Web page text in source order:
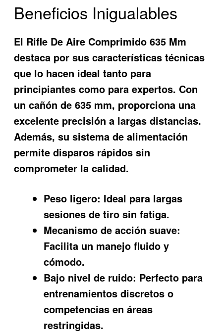
Beneficios Inigualables
El Rifle De Aire Comprimido 635 Mm
destaca por sus características técnicas
que lo hacen ideal tanto para
principiantes como para expertos. Con
un cañón de 635 mm, proporciona una
excelente precisión a largas distancias.
Además, su sistema de alimentación
permite disparos rápidos sin
comprometer la calidad.
Peso ligero: Ideal para largas
sesiones de tiro sin fatiga.
Mecanismo de acción suave:
Facilita un manejo fluido y
cómodo.
Bajo nivel de ruido: Perfecto para
entrenamientos discretos o
competencias en áreas
restringidas.